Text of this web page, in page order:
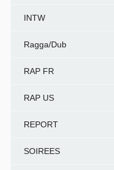
INTW
Ragga/Dub
RAP FR
RAP US
REPORT
SOIREES